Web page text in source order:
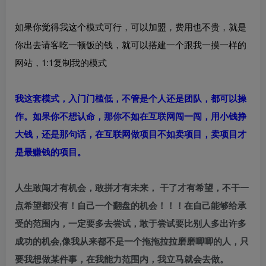
如果你觉得我这个模式可行，可以加盟，费用也不贵，就是
你出去请客吃一顿饭的钱，就可以搭建一个跟我一摸一样的
网站，1:1复制我的模式
我这套模式，入门门槛低，不管是个人还是团队，都可以操
作。如果你不想认命，那你不如在互联网闯一闯，用小钱挣
大钱，还是那句话，在互联网做项目不如卖项目，卖项目才
是最赚钱的项目。
人生敢闯才有机会，敢拼才有未来， 干了才有希望，不干一
点希望都没有！自己一个翻盘的机会！！！在自己能够给承
受的范围内，一定要多去尝试，敢于尝试要比别人多出许多
成功的机会,像我从来都不是一个拖拖拉拉磨磨唧唧的人，只
要我想做某件事，在我能力范围内，我立马就会去做。